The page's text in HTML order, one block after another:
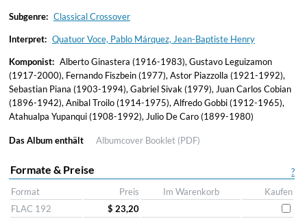
Subgenre: Classical Crossover
Interpret: Quatuor Voce, Pablo Márquez, Jean-Baptiste Henry
Komponist: Alberto Ginastera (1916-1983), Gustavo Leguizamon
(1917-2000), Fernando Fiszbein (1977), Astor Piazzolla (1921-1992),
Sebastian Piana (1903-1994), Gabriel Sivak (1979), Juan Carlos Cobian
(1896-1942), Anibal Troilo (1914-1975), Alfredo Gobbi (1912-1965),
Atahualpa Yupanqui (1908-1992), Julio De Caro (1899-1980)
Das Album enthält Albumcover Booklet (PDF)
?
Formate & Preise
Format Preis Im Warenkorb
Kaufen
FLAC 192
$ 23,20